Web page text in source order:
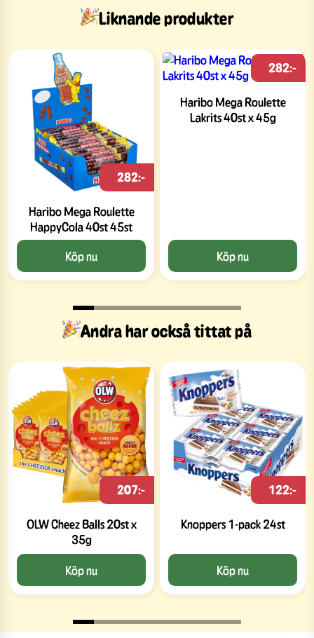
Liknande produkter
Haribo Mega Roulette
HappyCola 40st 45st
282:-
Köp nu
Haribo Mega Roulette
Lakrits 40st x 45g
282:-
Köp nu
Andra har också tittat på
OLW Cheez Balls 20st x
35g
207:-
Köp nu
Knoppers 1-pack 24st
122:-
Köp nu